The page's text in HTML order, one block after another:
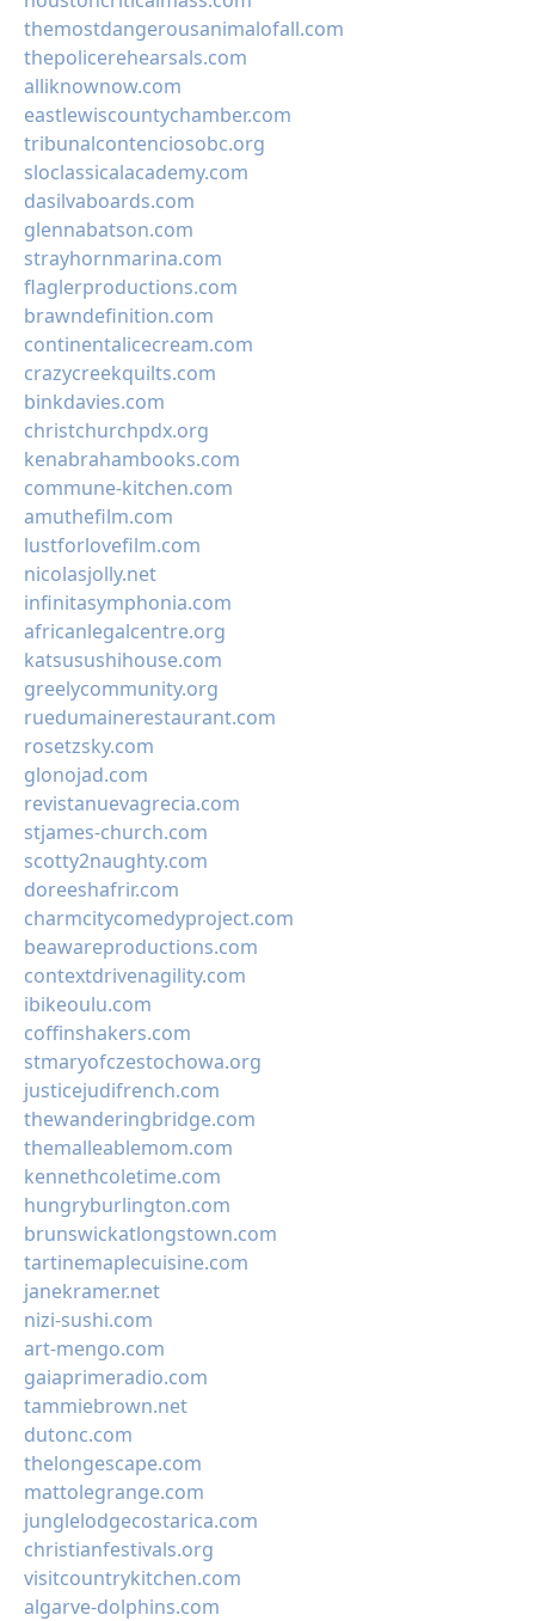
themostdangerousanimalofall.com
thepolicerehearsals.com
alliknownow.com
eastlewiscountychamber.com
tribunalcontenciosobc.org
sloclassicalacademy.com
dasilvaboards.com
glennabatson.com
strayhornmarina.com
flaglerproductions.com
brawndefinition.com
continentalicecream.com
crazycreekquilts.com
binkdavies.com
christchurchpdx.org
kenabrahambooks.com
commune-kitchen.com
amuthefilm.com
lustforlovefilm.com
nicolasjolly.net
infinitasymphonia.com
africanlegalcentre.org
katsusushihouse.com
greelycommunity.org
ruedumainerestaurant.com
rosetzsky.com
glonojad.com
revistanuevagrecia.com
stjames-church.com
scotty2naughty.com
doreeshafrir.com
charmcitycomedyproject.com
beawareproductions.com
contextdrivenagility.com
ibikeoulu.com
coffinshakers.com
stmaryofczestochowa.org
justicejudifrench.com
thewanderingbridge.com
themalleablemom.com
kennethcoletime.com
hungryburlington.com
brunswickatlongstown.com
tartinemaplecuisine.com
janekramer.net
nizi-sushi.com
art-mengo.com
gaiaprimeradio.com
tammiebrown.net
dutonc.com
thelongescape.com
mattolegrange.com
junglelodgecostarica.com
christianfestivals.org
visitcountrykitchen.com
algarve-dolphins.com